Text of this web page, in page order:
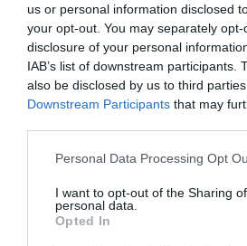
us or personal information disclosed
your opt-out. You may separately
disclosure of your personal
IAB’s list of downstream participants.
also be disclosed by us to third
Downstream Participants that may
Personal Data Processing Opt
I want to opt-out of the Sharing
personal data.
Opted In
ITF
Copa Davis
Compartir